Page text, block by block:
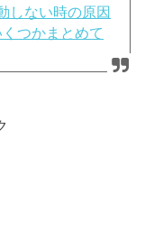
しない時の原因
つかまとめて